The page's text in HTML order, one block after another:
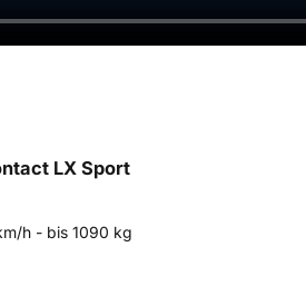
LX Sport
h - bis 1090 kg